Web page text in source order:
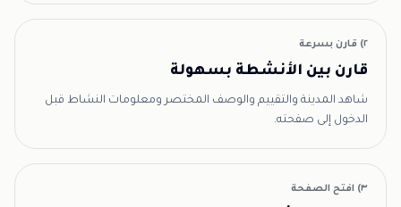
٢) قارن بسرعة
قارن بين الأنشطة بسهولة
شاهد المدينة والتقييم والوصف المختصر ومعلومات النشاط قبل
الدخول إلى صفحته.
٣) افتح الصفحة